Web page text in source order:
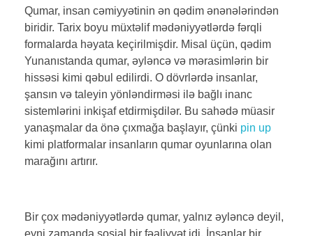
Qumar, insan cəmiyyətinin ən qədim ənənələrindən
biridir. Tarix boyu müxtəlif mədəniyyətlərdə fərqli
formalarda həyata keçirilmişdir. Misal üçün, qədim
Yunanıstanda qumar, əyləncə və mərasimlərin bir
hissəsi kimi qəbul edilirdi. O dövrlərdə insanlar,
şansın və taleyin yönləndirməsi ilə bağlı inanc
sistemlərini inkişaf etdirmişdilər. Bu sahədə müasir
yanaşmalar da önə çıxmağa başlayır, çünki pin up
kimi platformalar insanların qumar oyunlarına olan
marağını artırır.
Bir çox mədəniyyətlərdə qumar, yalnız əyləncə deyil,
eyni zamanda sosial bir fəaliyyət idi. İnsanlar bir